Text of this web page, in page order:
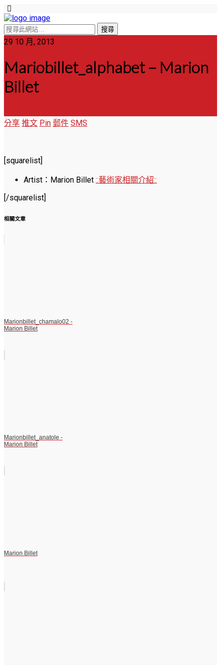
29 10 月, 2013
Mariobillet_alphabet – Marion
Billet
分享 推文 Pin 郵件 SMS
[squarelist]
Artist：Marion Billet ::藝術家相關介紹::
[/squarelist]
相關文章
Marionbillet_chamalo02 -
Marion Billet
Marionbillet_anatole -
Marion Billet
Marion Billet